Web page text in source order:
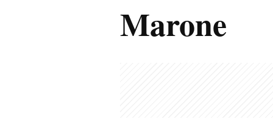
Marone